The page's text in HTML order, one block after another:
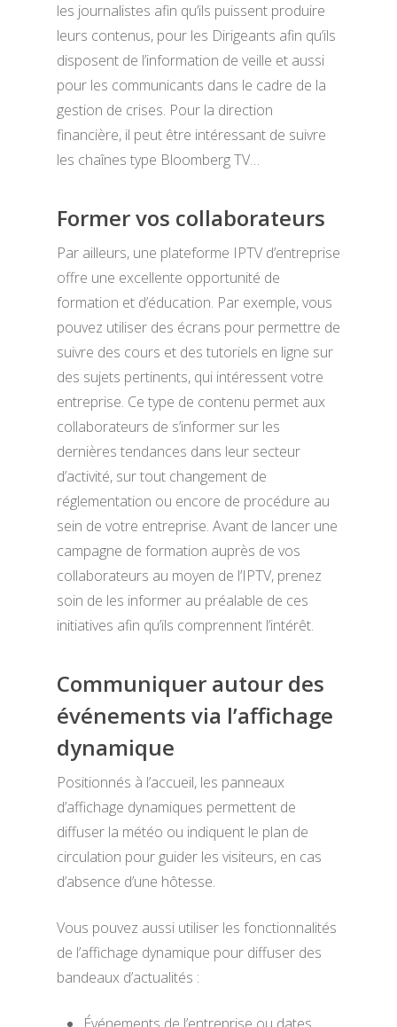
les journalistes afin qu’ils puissent produire
leurs contenus, pour les Dirigeants afin qu’ils
disposent de l’information de veille et aussi
pour les communicants dans le cadre de la
gestion de crises. Pour la direction
financière, il peut être intéressant de suivre
les chaînes type Bloomberg TV…
Former vos collaborateurs
Par ailleurs, une plateforme IPTV d’entreprise
offre une excellente opportunité de
formation et d’éducation. Par exemple, vous
pouvez utiliser des écrans pour permettre de
suivre des cours et des tutoriels en ligne sur
des sujets pertinents, qui intéressent votre
entreprise. Ce type de contenu permet aux
collaborateurs de s’informer sur les
dernières tendances dans leur secteur
d’activité, sur tout changement de
réglementation ou encore de procédure au
sein de votre entreprise. Avant de lancer une
campagne de formation auprès de vos
collaborateurs au moyen de l’IPTV, prenez
soin de les informer au préalable de ces
initiatives afin qu’ils comprennent l’intérêt.
Communiquer autour des
événements via l’affichage
dynamique
Positionnés à l’accueil, les panneaux
d’affichage dynamiques permettent de
diffuser la météo ou indiquent le plan de
circulation pour guider les visiteurs, en cas
d’absence d’une hôtesse.
Vous pouvez aussi utiliser les fonctionnalités
de l’affichage dynamique pour diffuser des
bandeaux d’actualités :